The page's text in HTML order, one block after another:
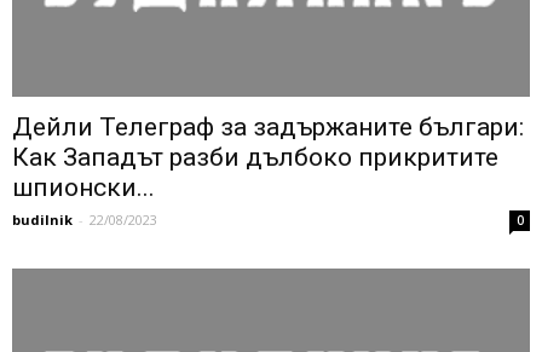
Дейли Телеграф за задържаните българи:
Как Западът разби дълбоко прикритите
шпионски...
budilnik - 22/08/2023 0